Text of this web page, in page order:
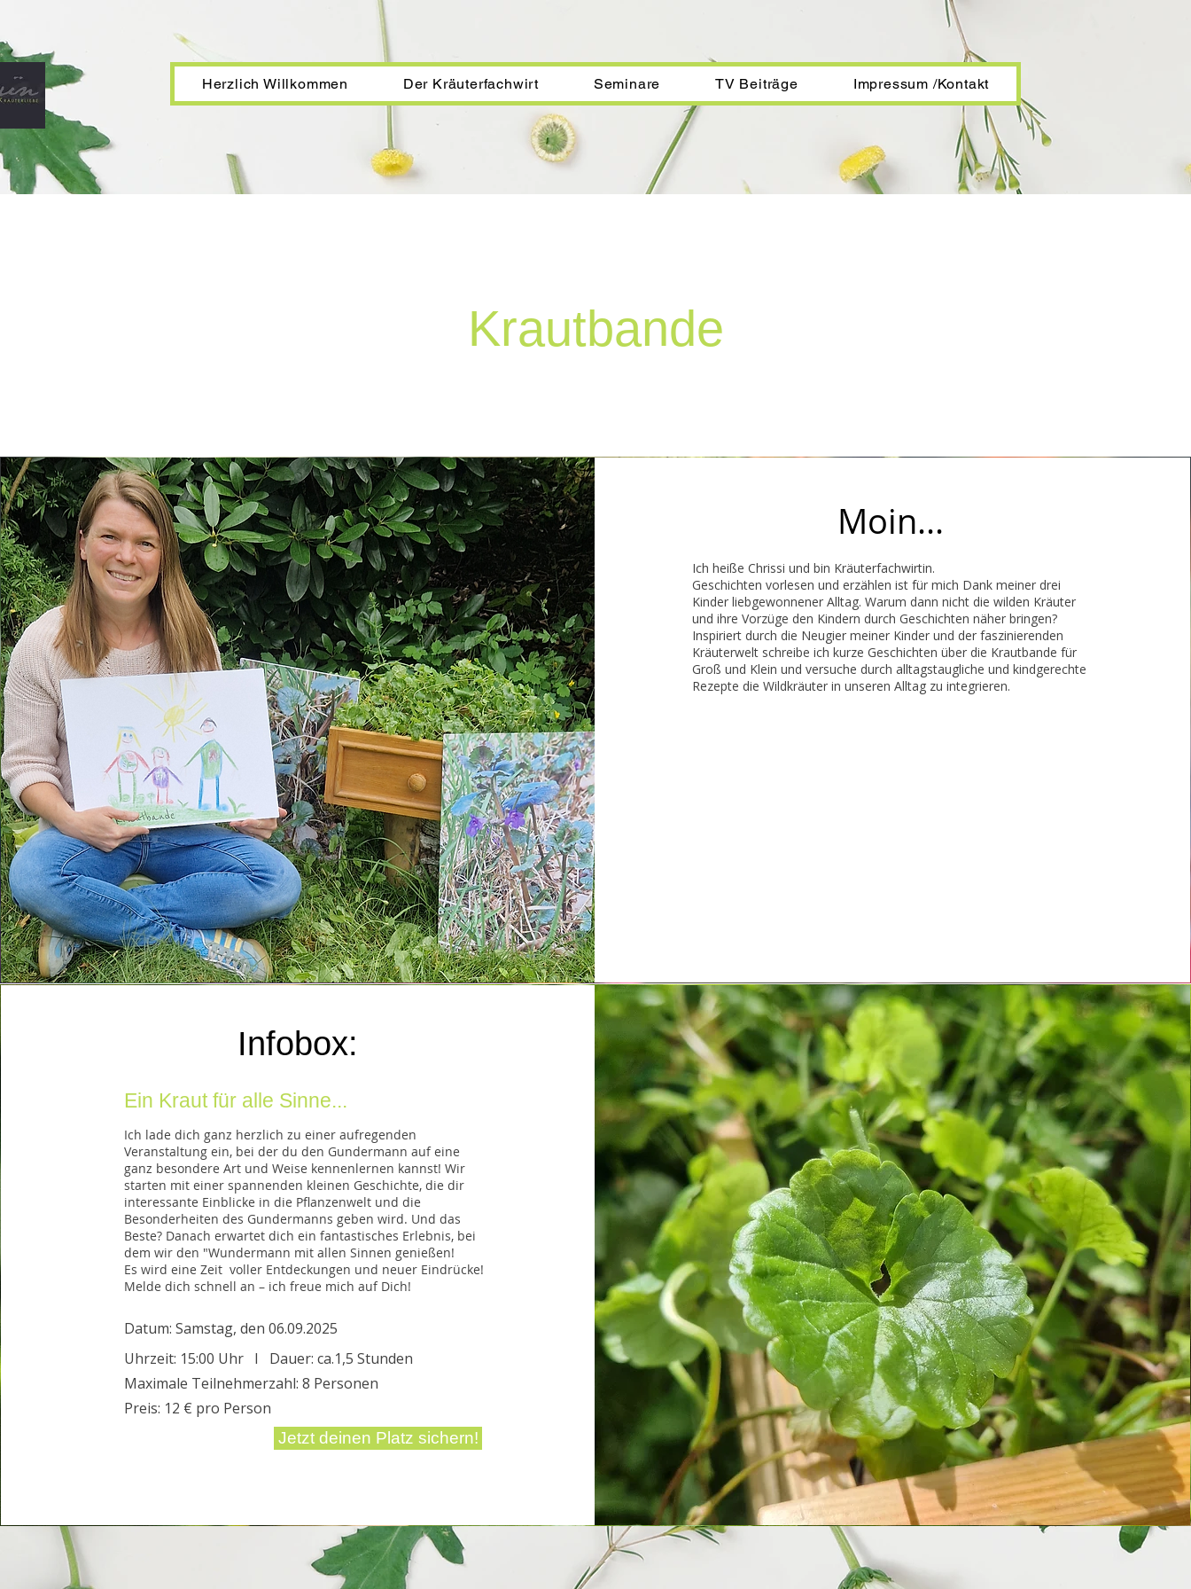
Herzlich Willkommen Der Kräuterfachwirt Seminare TV Beiträge Impressum /Kontakt
Krautbande
Moin...
Ich heiße Chrissi und bin Kräuterfachwirtin.
Geschichten vorlesen und erzählen ist für mich Dank meiner drei
Kinder liebgewonnener Alltag. Warum dann nicht die wilden Kräuter
und ihre Vorzüge den Kindern durch Geschichten näher bringen?
Inspiriert durch die Neugier meiner Kinder und der faszinierenden
Kräuterwelt schreibe ich kurze Geschichten über die Krautbande für
Groß und Klein und versuche durch alltagstaugliche und kindgerechte
Rezepte die Wildkräuter in unseren Alltag zu integrieren.
Infobox:
Ein Kraut für alle Sinne...
Ich lade dich ganz herzlich zu einer aufregenden
Veranstaltung ein, bei der du den Gundermann auf eine
ganz besondere Art und Weise kennenlernen kannst! Wir
starten mit einer spannenden kleinen Geschichte, die dir
interessante Einblicke in die Pflanzenwelt und die
Besonderheiten des Gundermanns geben wird. Und das
Beste? Danach erwartet dich ein fantastisches Erlebnis, bei
dem wir den "Wundermann mit allen Sinnen genießen!
Es wird eine Zeit voller Entdeckungen und neuer Eindrücke!
Melde dich schnell an – ich freue mich auf Dich!
Datum: Samstag, den 06.09.2025
Uhrzeit: 15:00 Uhr I Dauer: ca.1,5 Stunden
Maximale Teilnehmerzahl: 8 Personen
Preis: 12 € pro Person
Jetzt deinen Platz sichern!